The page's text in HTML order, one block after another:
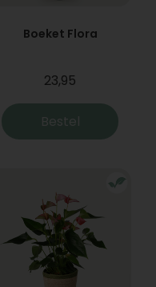
Boeket Flora
23,95
Bestel